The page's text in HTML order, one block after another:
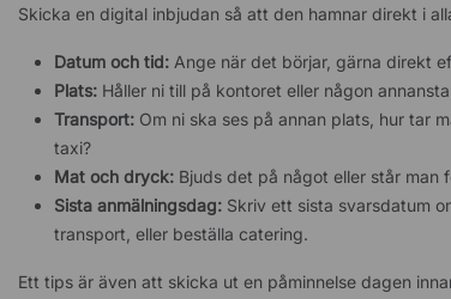
Skicka en digital inbjudan så att den hamnar direkt i
Datum och tid: Ange när det börjar, gärna direkt
Plats: Håller ni till på kontoret eller någon
Transport: Om ni ska ses på annan plats, hur tar
taxi?
Mat och dryck: Bjuds det på något eller står man
Sista anmälningsdag: Skriv ett sista svarsdatum
transport, eller beställa catering.
Ett tips är även att skicka ut en påminnelse dagen